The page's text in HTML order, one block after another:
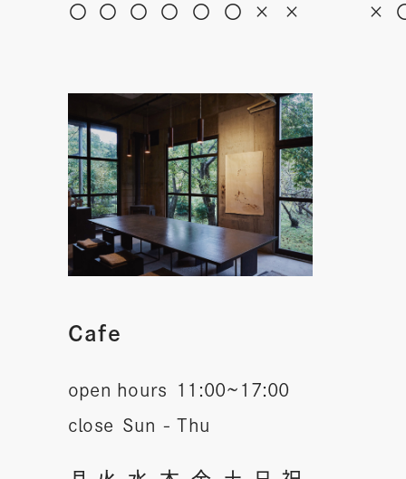
〇 〇 〇 〇 〇 〇 × × ×
Cafe
open hours 11:00~17:00
close Sun - Thu